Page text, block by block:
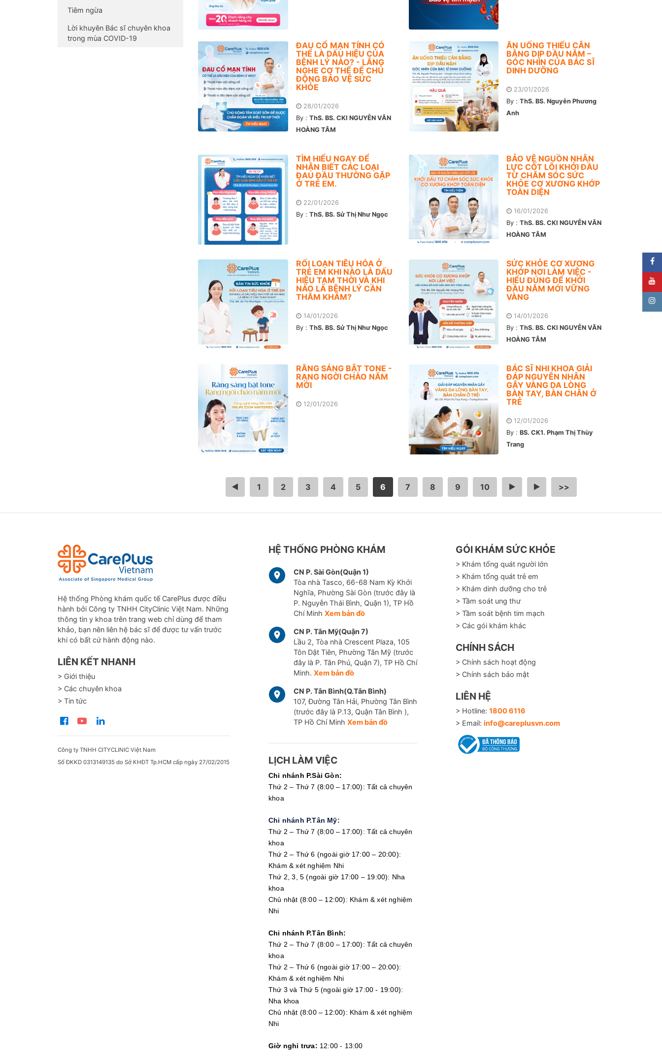
ĐAU CỔ MẠN TÍNH CÓ
THỂ LÀ DẤU HIỆU CỦA
BỆNH LÝ NÀO? - LẮNG
NGHE CƠ THỂ ĐỂ CHỦ
ĐỘNG BẢO VỆ SỨC
KHỎE
28/01/2026
By : ThS. BS. CKI NGUYỄN VĂN
HOÀNG TÂM
ĂN UỐNG THIẾU CÂN
BẰNG DỊP ĐẦU NĂM –
GÓC NHÌN CỦA BÁC SĨ
DINH DƯỠNG
23/01/2026
By :ThS. BS. Nguyễn Phương
Anh
TÌM HIỂU NGAY ĐỂ
NHẬN BIẾT CÁC LOẠI
ĐAU ĐẦU THƯỜNG GẶP
Ở TRẺ EM.
22/01/2026
By : ThS. BS. Sử Thị Như Ngọc
BẢO VỆ NGUỒN NHÂN
LỰC CỐT LÕI KHỞI ĐẦU
TỪ CHĂM SÓC SỨC
KHỎE CƠ XƯƠNG KHỚP
TOÀN DIỆN
16/01/2026
By :ThS. BS. CKI NGUYỄN VĂN
HOÀNG TÂM
RỐI LOẠN TIÊU HÓA Ở
TRẺ EM KHI NÀO LÀ DẤU
HIỆU TẠM THỜI VÀ KHI
NÀO LÀ BỆNH LÝ CẦN
THĂM KHÁM?
14/01/2026
By : ThS. BS. Sử Thị Như Ngọc
SỨC KHỎE CƠ XƯƠNG
KHỚP NƠI LÀM VIỆC -
HIỂU ĐÚNG ĐỂ KHỞI
ĐẦU NĂM MỚI VỮNG
VÀNG
14/01/2026
By :ThS. BS. CKI NGUYỄN VĂN
HOÀNG TÂM
RĂNG SÁNG BẬT TONE -
RẠNG NGỜI CHÀO NĂM
MỚI
12/01/2026
BÁC SĨ NHI KHOA GIẢI
ĐÁP NGUYÊN NHÂN
GÂY VÀNG DA LÒNG
BÀN TAY, BÀN CHÂN Ở
TRẺ
12/01/2026
By :BS. CK1. Phạm Thị Thùy
Trang
< 1 2 3 4 5 6 7 8 9 10 … > >>
Tiêm ngừa
Lời khuyên Bác sĩ chuyên khoa
trong mùa COVID-19
Hệ thống Phòng khám quốc tế CarePlus được điều
hành bởi Công ty TNHH CityClinic Việt Nam. Những
thông tin y khoa trên trang web chỉ dùng để tham
khảo, bạn nên liên hệ bác sĩ để được tư vấn trước
khi có bất cứ hành động nào.
LIÊN KẾT NHANH
> Giới thiệu
> Các chuyên khoa
> Tin tức
Công ty TNHH CITYCLINIC Việt Nam
Số ĐKKD 0313149135 do Sở KHĐT Tp.HCM cấp ngày 27/02/2015
HỆ THỐNG PHÒNG KHÁM
CN P. Sài Gòn(Quận 1)
Tòa nhà Tasco, 66-68 Nam Kỳ Khởi
Nghĩa, Phường Sài Gòn (trước đây là
P. Nguyễn Thái Bình, Quận 1), TP Hồ
Chí Minh Xem bản đồ
CN P. Tân Mỹ(Quận 7)
Lầu 2, Tòa nhà Crescent Plaza, 105
Tôn Dật Tiên, Phường Tân Mỹ (trước
đây là P. Tân Phú, Quận 7), TP Hồ Chí
Minh. Xem bản đồ
CN P. Tân Bình(Q.Tân Bình)
107, Đường Tân Hải, Phường Tân Bình
(trước đây là P.13, Quận Tân Bình ),
TP Hồ Chí Minh Xem bản đồ
LỊCH LÀM VIỆC
Chi nhánh P.Sài Gòn:
Thứ 2 – Thứ 7 (8:00 – 17:00): Tất cả chuyên
khoa
Chi nhánh P.Tân Mỹ:
Thứ 2 – Thứ 7 (8:00 – 17:00): Tất cả chuyên
khoa
Thứ 2 – Thứ 6 (ngoài giờ 17:00 – 20:00):
Khám & xét nghiệm Nhi
Thứ 2, 3, 5 (ngoài giờ 17:00 – 19:00): Nha
khoa
Chủ nhật (8:00 – 12:00): Khám & xét nghiệm
Nhi
Chi nhánh P.Tân Bình:
Thứ 2 – Thứ 7 (8:00 – 17:00): Tất cả chuyên
khoa
Thứ 2 – Thứ 6 (ngoài giờ 17:00 – 20:00):
Khám & xét nghiệm Nhi
Thứ 3 và Thứ 5 (ngoài giờ 17:00 - 19:00):
Nha khoa
Chủ nhật (8:00 – 12:00): Khám & xét nghiệm
Nhi
Giờ nghỉ trưa: 12:00 - 13:00
GÓI KHÁM SỨC KHỎE
> Khám tổng quát người lớn
> Khám tổng quát trẻ em
> Khám dinh dưỡng cho trẻ
> Tầm soát ung thư
> Tầm soát bệnh tim mạch
> Các gói khám khác
CHÍNH SÁCH
> Chính sách hoạt động
> Chính sách bảo mật
LIÊN HỆ
> Hotline: 1800 6116
> Email: info@careplusvn.com